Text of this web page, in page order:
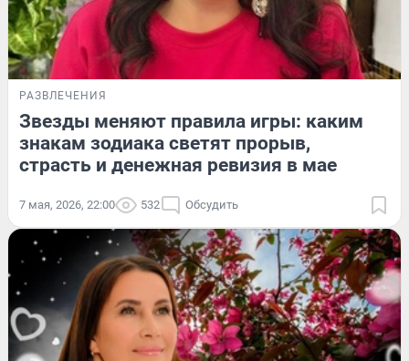
РАЗВЛЕЧЕНИЯ
Звезды меняют правила игры: каким
знакам зодиака светят прорыв,
страсть и денежная ревизия в мае
7 мая, 2026, 22:00 532 Обсудить